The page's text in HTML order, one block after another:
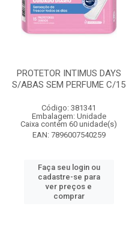
PROTETOR INTIMUS DAYS
S/ABAS SEM PERFUME C/15
Código: 381341
Embalagem: Unidade
Caixa contém 60 unidade(s)
EAN: 7896007540259
Faça seu login ou
cadastre-se para
ver preços e
comprar